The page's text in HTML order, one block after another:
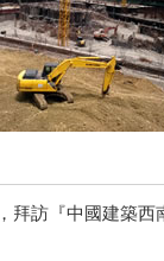
拜訪『中國建築西